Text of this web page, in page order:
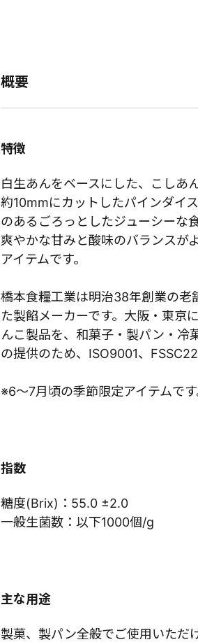
概要
特徴
白生あんをベースにした、こしあ
約10mmにカットしたパインダイ
のあるごろっとしたジューシーな
爽やかな甘みと酸味のバランスが
アイテムです。
橋本食糧工業は明治38年創業の老
た製餡メーカーです。大阪・東京
んこ製品を、和菓子・製パン・冷
の提供のため、ISO9001、
※6～7月頃の季節限定アイテムです
指数
糖度(Brix)：55.0 ±2.0
一般生菌数：以下1000個/g
主な用途
製菓、製パン全般でご使用いただけ